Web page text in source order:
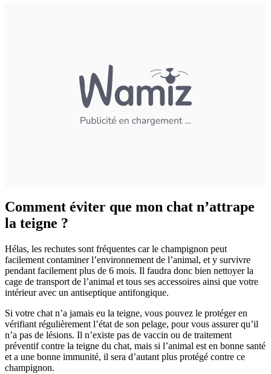
Comment éviter que mon chat n’attrape
la teigne ?
Hélas, les rechutes sont fréquentes car le champignon peut
facilement contaminer l’environnement de l’animal, et y survivre
pendant facilement plus de 6 mois. Il faudra donc bien nettoyer la
cage de transport de l’animal et tous ses accessoires ainsi que votre
intérieur avec un antiseptique antifongique.
Si votre chat n’a jamais eu la teigne, vous pouvez le protéger en
vérifiant régulièrement l’état de son pelage, pour vous assurer qu’il
n’a pas de lésions. Il n’existe pas de vaccin ou de traitement
préventif contre la teigne du chat, mais si l’animal est en bonne santé
et a une bonne immunité, il sera d’autant plus protégé contre ce
champignon.